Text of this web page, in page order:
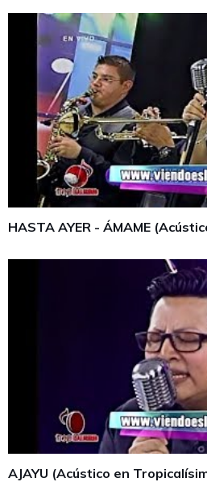
HASTA AYER - ÁMAME
AJAYU (Acústico en